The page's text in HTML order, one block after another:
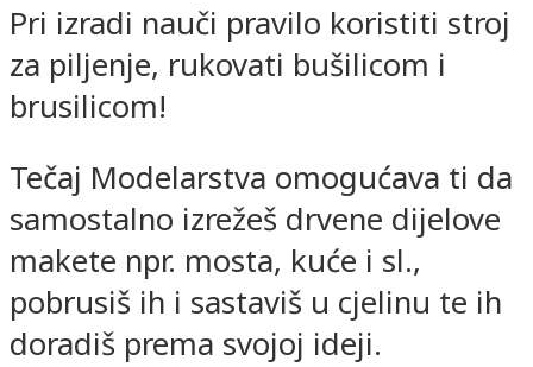
Pri izradi nauči pravilo koristiti stroj
za piljenje, rukovati bušilicom i
brusilicom!
Tečaj Modelarstva omogućava ti da
samostalno izrežeš drvene dijelove
makete npr. mosta, kuće i sl.,
pobrusiš ih i sastaviš u cjelinu te ih
doradiš prema svojoj ideji.